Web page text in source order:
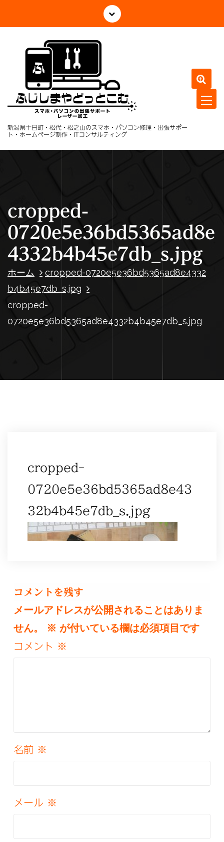
テ
新潟県十日町・松代・松之山のスマホ・パソコン修理・出張サポー
ト・ホームページ制作・ITコンサルティング
cropped-
0720e5e36bd5365ad8e
4332b4b45e7db_s.jpg
ホーム
cropped-0720e5e36bd5365ad8e4332
b4b45e7db_s.jpg
cropped-
0720e5e36bd5365ad8e4332b4b45e7db_s.jpg
cropped-
0720e5e36bd5365ad8e43
32b4b45e7db_s.jpg
コメントを残す
メールアドレスが公開されることはありま
せん。
※ が付いている欄は必須項目です
コメント ※
名前 ※
メール ※